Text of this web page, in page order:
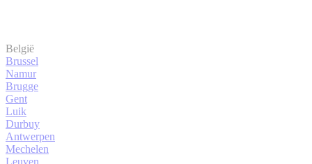
België
Brussel
Namur
Brugge
Gent
Luik
Durbuy
Antwerpen
Mechelen
Leuven